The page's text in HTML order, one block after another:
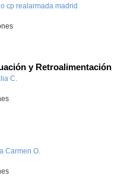
cp realarmada madrid
y Retroalimentación
C.
Carmen O.